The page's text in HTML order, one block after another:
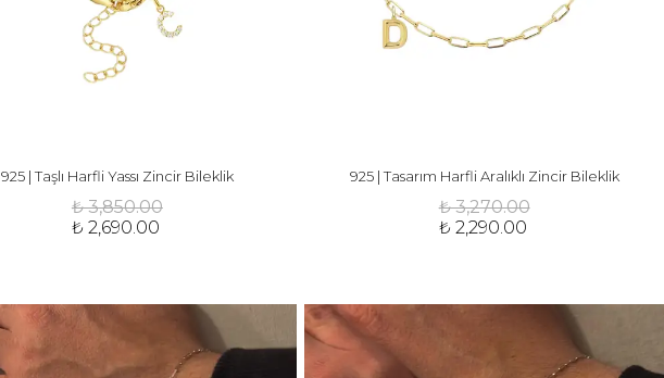
925 | Taşlı Harfli Yassı Zincir Bileklik
₺ 3,850.00
₺ 2,690.00
925 | Tasarım Harfli Aralıklı Zincir Bileklik
₺ 3,270.00
₺ 2,290.00